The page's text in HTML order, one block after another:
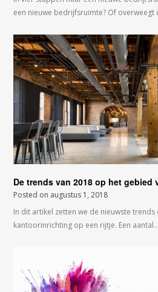
een nieuwe bedrijfsruimte? Of overweegt
De trends van 2018 op het
Posted on augustus 1, 2018
In dit artikel zetten we de nieuwste
kantoorinrichting op een rijtje. Een aantal…